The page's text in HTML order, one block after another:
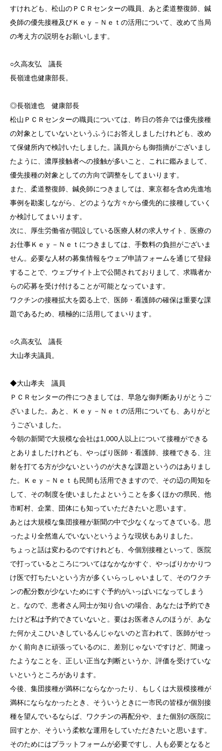
すけれども、松山のＰＣＲセンターの職員、あと柔道整復師、鍼
灸師の優先接種及びＫｅｙ－Ｎｅｔの活用について、改めて当局
の考え方の説明をお願いします。
○久高友弘 議長
長嶺達也健康部長。
◎長嶺達也 健康部長
松山ＰＣＲセンターの職員については、昨日の答弁では優先接種
の対象としていないというふうにお答えしましたけれども、改め
て保健所内で検討いたしました。議員からも御指摘がございまし
たように、濃厚接触者への接触が多いこと、これに鑑みまして、
優先接種の対象としての方向で調整をしてまいります。
また、柔道整復師、鍼灸師につきましては、東京都を含め先進地
事例を勘案しながら、どのような方々から優先的に接種していく
か検討してまいります。
次に、厚生労働省が開設している医療人材の求人サイト、医療の
お仕事Ｋｅｙ－Ｎｅｔにつきましては、手数料の負担がございま
せん。必要な人材の募集情報をウェブ申請フォームを通じて登録
することで、ウェブサイト上で公開されておりまして、求職者か
らの応募を受け付けることが可能となっています。
ワクチンの接種拡大を図る上で、医師・看護師の確保は重要な課
題であるため、積極的に活用してまいります。
○久高友弘 議長
大山孝夫議員。
◆大山孝夫 議員
ＰＣＲセンターの件につきましては、早急な御判断ありがとうご
ざいました。あと、Ｋｅｙ－Ｎｅｔの活用についても、ありがと
うございました。
今朝の新聞で大規模な会社は1,000人以上について接種ができる
とありましたけれども、やっぱり医師・看護師、接種できる、注
射を打てる方が少ないというのが大きな課題というのはありまし
た。Ｋｅｙ－Ｎｅｔも民間も活用できますので、その辺の周知を
して、その制度を使いましたよということを多くほかの県民、他
市町村、企業、団体にも知っていただきたいと思います。
あとは大規模な集団接種が新聞の中で少なくなってきている。思
ったより全然進んでいないというような現状もありました。
ちょっと話は変わるのですけれども、今個別接種といって、医院
で打っているところについてはなかなかすぐ、やっぱりかかりつ
け医で打ちたいという方が多くいらっしゃいまして、そのワクチ
ンの配分数が少ないためにすぐ予約がいっぱいになってしまう
と。なので、患者さん同士が知り合いの場合、あなたは予約でき
たけど私は予約できていないと。要はお医者さんのほうが、あな
た何かえこひいきしているんじゃないのと言われて、医師がせっ
かく前向きに頑張っているのに、差別じゃないですけど、間違っ
たようなことを、正しい正当な判断というか、評価を受けていな
いというところがあります。
今後、集団接種が満杯にならなかったり、もしくは大規模接種が
満杯にならなかったとき、そういうときに一市民の皆様が個別接
種を望んでいるならば、ワクチンの再配分や、また個別の医院に
回すとか、そういう柔軟な運用をしていただきたいと思います。
そのためにはプラットフォームが必要ですし、人も必要となると